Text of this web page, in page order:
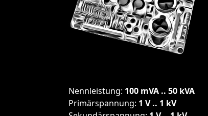
Nennleistung: 100 mVA .. 50 kVA
Primärspannung: 1 V .. 1 kV